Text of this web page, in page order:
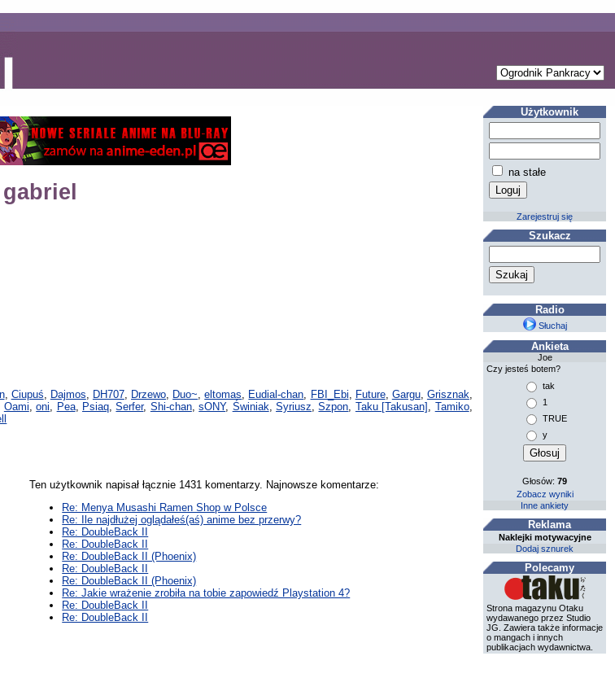
gabriel
, Ciupuś, Dajmos, DH707, Drzewo, Duo~,eltomas, Eudial-chan, FBI_Ebi, Future, Gargu, Grisznak,
Oami,oni, Pea, Psiaq,Serfer, Shi-chan,sONY, Świniak,Syriusz,Szpon, Taku [Takusan] , Tamiko,
Ten użytkownik napisał łącznie 1431 komentarzy. Najnowsze komentarze:
Re: Menya Musashi Ramen Shop w Polsce
Re: Ile najdłużej oglądałeś(aś) anime bez przerwy?
Re: DoubleBack II
Re: DoubleBack II
Re: DoubleBack II (Phoenix)
Re: DoubleBack II
Re: DoubleBack II (Phoenix)
Re: Jakie wrażenie zrobiła na tobie zapowiedź Playstation 4?
Re: DoubleBack II
Re: DoubleBack II
Użytkownik
na stałe
Zarejestruj się
Szukacz
Radio
Słuchaj
Ankieta
Joe
Czy jesteś botem?
tak
1
TRUE
y
Głosów:79
Zobacz wyniki
Inne ankiety
Reklama
Naklejki motywacyjne
Dodaj sznurek
Polecamy
Strona magazynu Otaku
wydawanego przez Studio
JG. Zawiera także informacje
o mangach i innych
publikacjach wydawnictwa.